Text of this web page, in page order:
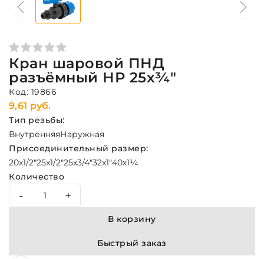
Кран шаровой ПНД
разъёмный НР 25х¾"
Код: 19866
9,61 руб.
Тип резьбы:
ВнутренняяНаружная
Присоединительный размер:
20x1/2"25x1/2"25x3/4"32x1"40х1¼
Количество
- +
В корзину
Быстрый заказ